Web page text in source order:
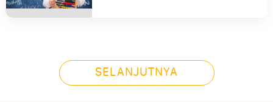
SELANJUTNYA